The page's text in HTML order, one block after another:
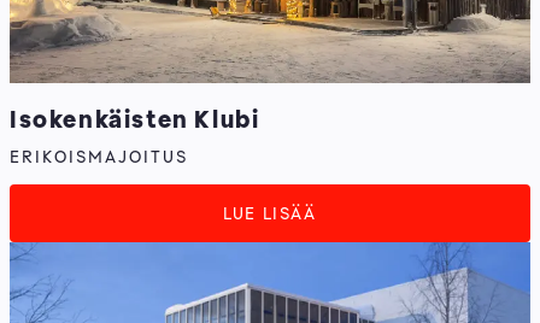
Isokenkäisten Klubi
ERIKOISMAJOITUS
LUE LISÄÄ